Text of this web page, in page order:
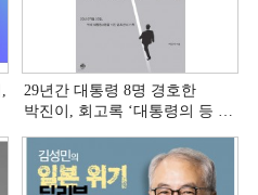
29년간 대통령 8명 경호한
박진이, 회고록 ‘대통령의 등 뒤